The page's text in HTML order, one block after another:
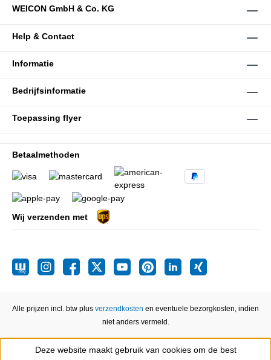
WEICON GmbH & Co. KG
Help & Contact
Informatie
Bedrijfsinformatie
Toepassing flyer
Betaalmethoden
Wij verzenden met
Alle prijzen incl. btw plus verzendkosten en eventuele bezorgkosten, indien
niet anders vermeld.
Deze website maakt gebruik van cookies om de best